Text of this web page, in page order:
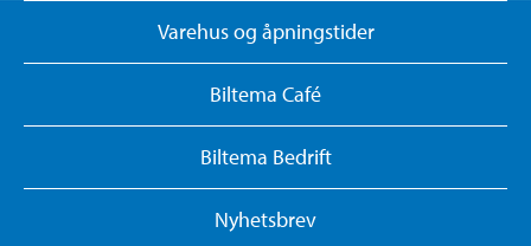
Varehus og åpningstider
Biltema Café
Biltema Bedrift
Nyhetsbrev